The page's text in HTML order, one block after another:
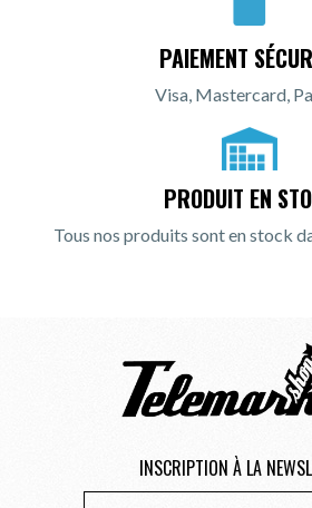
PAIEMENT
Visa, Mastercard,
PRODUIT EN
Tous nos produits sont en stock
INSCRIPTION À LA